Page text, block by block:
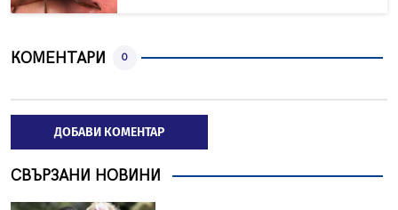
КОМЕНТАРИ 0
ДОБАВИ КОМЕНТАР
СВЪРЗАНИ НОВИНИ